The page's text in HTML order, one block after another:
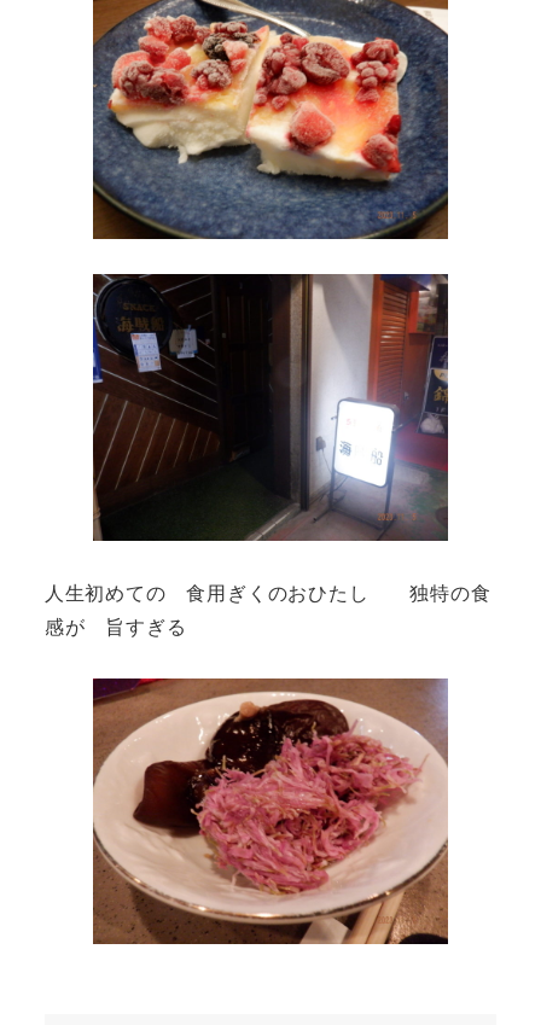
人生初めての 食用ぎくのおひたし 独特の食
感が 旨すぎる